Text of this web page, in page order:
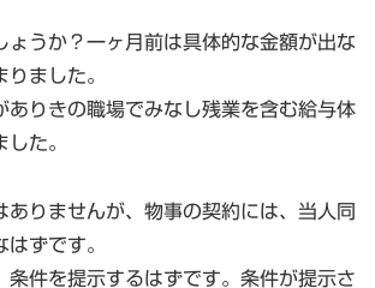
ょうか？一ヶ月前は具体的な金額が出な
ました。
ありきの職場でみなし残業を含む給与体
た。
ありませんが、物事の契約には、当人同
ずです。
条件を提示するはずです。条件が提示さ